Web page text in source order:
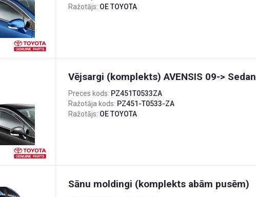
Ražotājs: OE TOYOTA
Vējsargi (komplekts) AVENSIS 09-> Sedan
Preces kods: PZ451T0533ZA
Ražotāja kods: PZ451-T0533-ZA
Ražotājs: OE TOYOTA
Sānu moldingi (komplekts abām pusēm)